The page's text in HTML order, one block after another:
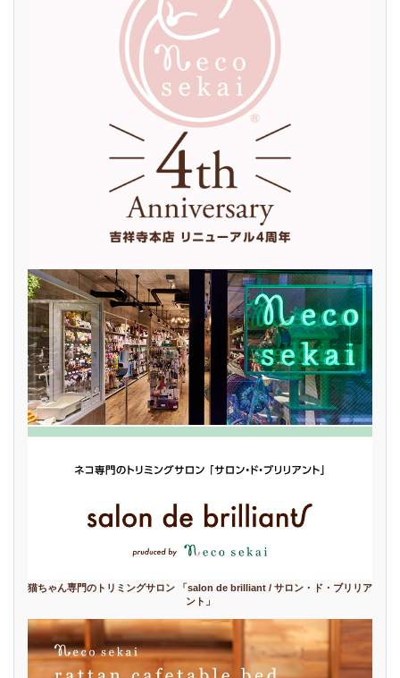
猫ちゃん専門のトリミングサロン 「salon de brilliant / サロン・ド・ブリリア
ント」